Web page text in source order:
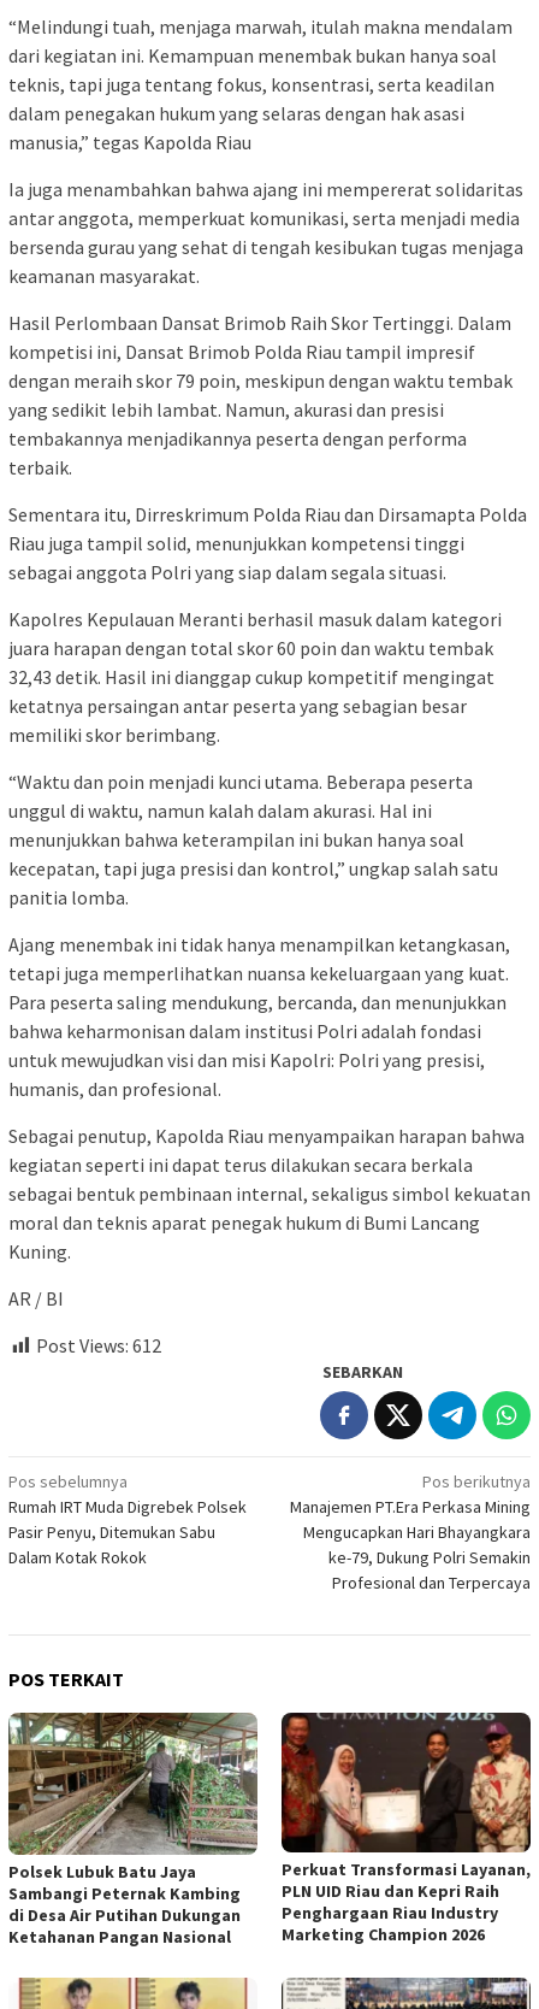
“Melindungi tuah, menjaga marwah, itulah makna mendalam
dari kegiatan ini. Kemampuan menembak bukan hanya soal
teknis, tapi juga tentang fokus, konsentrasi, serta keadilan
dalam penegakan hukum yang selaras dengan hak asasi
manusia,” tegas Kapolda Riau
Ia juga menambahkan bahwa ajang ini mempererat solidaritas
antar anggota, memperkuat komunikasi, serta menjadi media
bersenda gurau yang sehat di tengah kesibukan tugas menjaga
keamanan masyarakat.
Hasil Perlombaan Dansat Brimob Raih Skor Tertinggi. Dalam
kompetisi ini, Dansat Brimob Polda Riau tampil impresif
dengan meraih skor 79 poin, meskipun dengan waktu tembak
yang sedikit lebih lambat. Namun, akurasi dan presisi
tembakannya menjadikannya peserta dengan performa
terbaik.
Sementara itu, Dirreskrimum Polda Riau dan Dirsamapta Polda
Riau juga tampil solid, menunjukkan kompetensi tinggi
sebagai anggota Polri yang siap dalam segala situasi.
Kapolres Kepulauan Meranti berhasil masuk dalam kategori
juara harapan dengan total skor 60 poin dan waktu tembak
32,43 detik. Hasil ini dianggap cukup kompetitif mengingat
ketatnya persaingan antar peserta yang sebagian besar
memiliki skor berimbang.
“Waktu dan poin menjadi kunci utama. Beberapa peserta
unggul di waktu, namun kalah dalam akurasi. Hal ini
menunjukkan bahwa keterampilan ini bukan hanya soal
kecepatan, tapi juga presisi dan kontrol,” ungkap salah satu
panitia lomba.
Ajang menembak ini tidak hanya menampilkan ketangkasan,
tetapi juga memperlihatkan nuansa kekeluargaan yang kuat.
Para peserta saling mendukung, bercanda, dan menunjukkan
bahwa keharmonisan dalam institusi Polri adalah fondasi
untuk mewujudkan visi dan misi Kapolri: Polri yang presisi,
humanis, dan profesional.
Sebagai penutup, Kapolda Riau menyampaikan harapan bahwa
kegiatan seperti ini dapat terus dilakukan secara berkala
sebagai bentuk pembinaan internal, sekaligus simbol kekuatan
moral dan teknis aparat penegak hukum di Bumi Lancang
Kuning.
AR / BI
Post Views: 612
SEBARKAN
Navigasi
pos
Pos sebelumnya
Rumah IRT Muda Digrebek Polsek
Pasir Penyu, Ditemukan Sabu
Dalam Kotak Rokok
Pos berikutnya
Manajemen PT.Era Perkasa Mining
Mengucapkan Hari Bhayangkara
ke-79, Dukung Polri Semakin
Profesional dan Terpercaya
POS TERKAIT
Polsek Lubuk Batu Jaya
Sambangi Peternak Kambing
di Desa Air Putihan Dukungan
Ketahanan Pangan Nasional
Perkuat Transformasi Layanan,
PLN UID Riau dan Kepri Raih
Penghargaan Riau Industry
Marketing Champion 2026